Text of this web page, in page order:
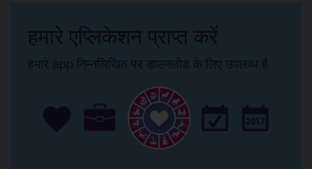
हमारे एप्लिकेशन प्राप्त करें
हमारे app निम्नलिखित पर डाउनलोड के लिए उपलब्ध है